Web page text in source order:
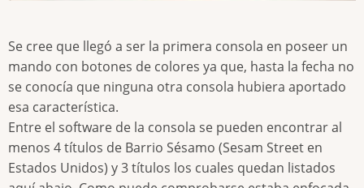
Se cree que llegó a ser la primera consola en poseer un
mando con botones de colores ya que, hasta la fecha no
se conocía que ninguna otra consola hubiera aportado
esa característica.
Entre el software de la consola se pueden encontrar al
menos 4 títulos de Barrio Sésamo (Sesam Street en
Estados Unidos) y 3 títulos los cuales quedan listados